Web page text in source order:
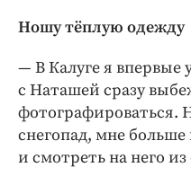
Ношу тёплую одежду
— В Калуге я впервые
с Наташей сразу
фотографироваться.
снегопад, мне
и смотреть на него